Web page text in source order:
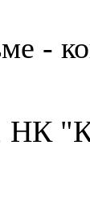
-
НК